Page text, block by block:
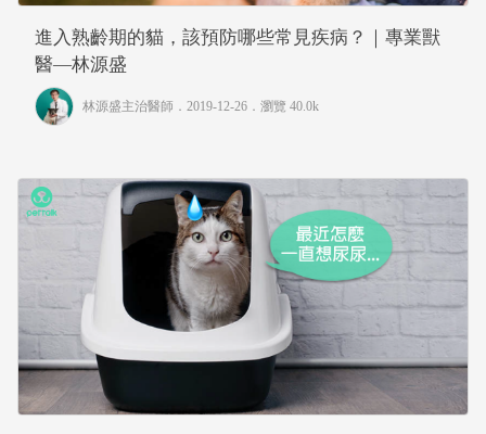
進入熟齡期的貓，該預防哪些常見疾病？｜專業獸
醫—林源盛
林源盛主治醫師 ．2019-12-26． 瀏覽 40.0k